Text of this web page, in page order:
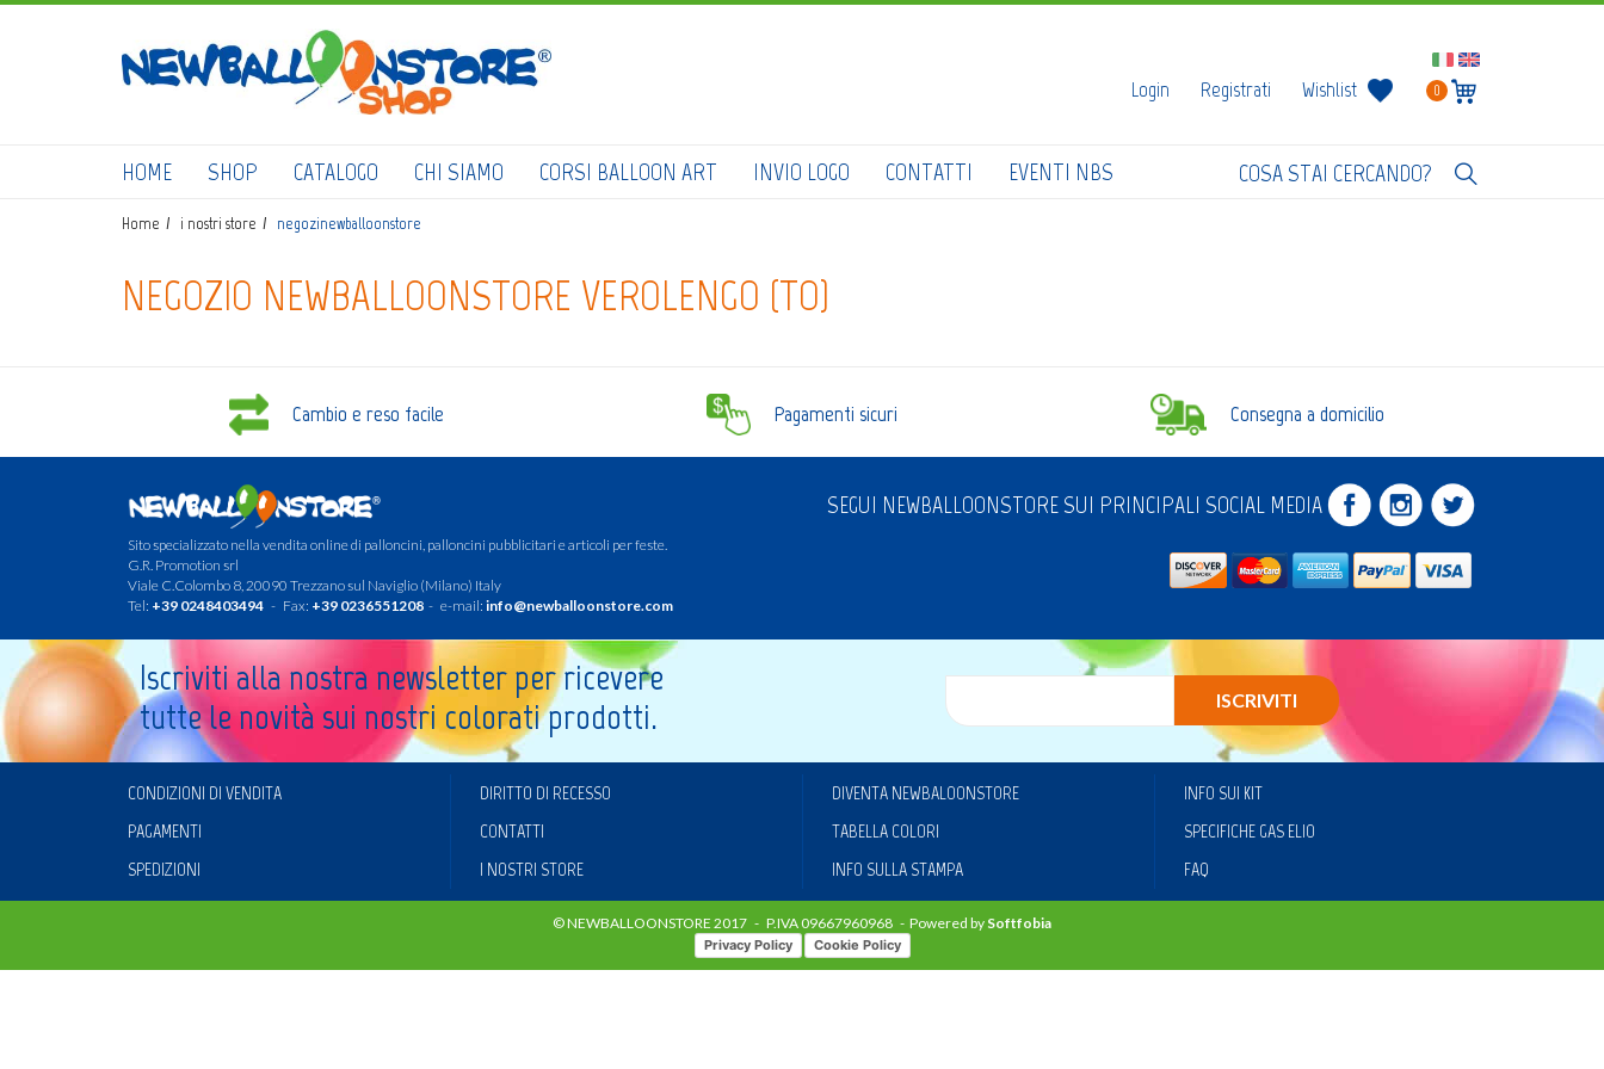
CATALOGO
INVIO LOGO
EVENTI NBS
Login Registrati Wishlist 0
HOME SHOP CATALOGO CHI SIAMO CORSI BALLOON ART INVIO LOGO CONTATTI EVENTI NBS
Home i nostri store negozinewballoonstore
NEGOZIO NEWBALLOONSTORE VEROLENGO (TO)
Cambio e reso facile Pagamenti sicuri Consegna a domicilio
Sito specializzato nella vendita online di palloncini, palloncini pubblicitari e articoli per feste.
G.R. Promotion srl
Viale C.Colombo 8, 20090 Trezzano sul Naviglio (Milano) Italy
Tel: +39 0248403494 - Fax: +39 0236551208 - e-mail: info@newballoonstore.com
SEGUI NEWBALLOONSTORE SUI PRINCIPALI SOCIAL MEDIA
Iscriviti alla nostra newsletter per ricevere
tutte le novità sui nostri colorati prodotti.
ISCRIVITI
CONDIZIONI DI VENDITA
PAGAMENTI
SPEDIZIONI
DIRITTO DI RECESSO
CONTATTI
I NOSTRI STORE
DIVENTA NEWBALOONSTORE
TABELLA COLORI
INFO SULLA STAMPA
INFO SUI KIT
SPECIFICHE GAS ELIO
FAQ
© NEWBALLOONSTORE 2017 - P.IVA 09667960968 - Powered by Softfobia
Privacy Policy Cookie Policy